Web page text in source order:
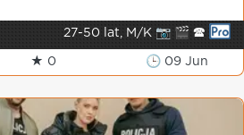
27-50 lat, M/K 📷 🎬 🕿
★ 0 🕒 09 Jun